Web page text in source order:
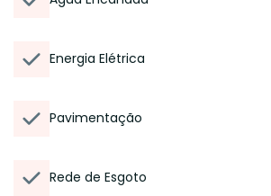
Energia Elétrica
Pavimentação
Rede de Esgoto